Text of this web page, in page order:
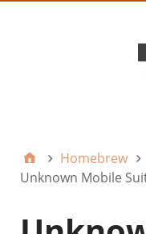
Homebrew
Unknown Mobile